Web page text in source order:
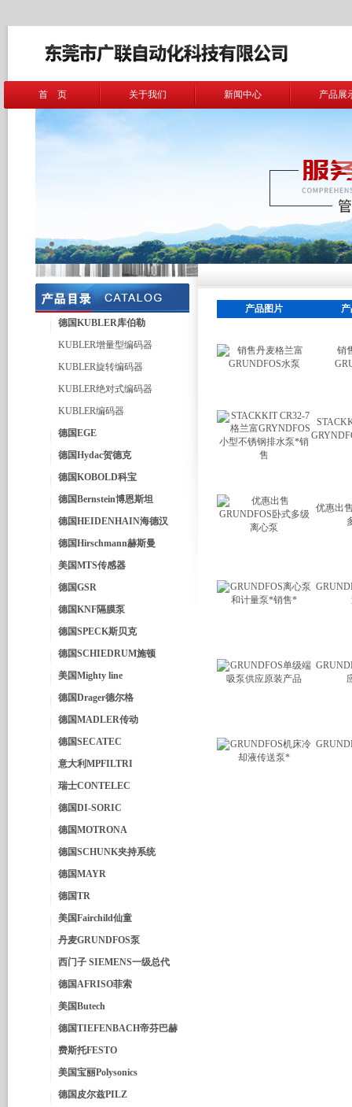
首 页 关于我们 新闻中心 产品展
德国KUBLER库伯勒
KUBLER增量型编码器
KUBLER旋转编码器
KUBLER绝对式编码器
KUBLER编码器
德国EGE
德国Hydac贺德克
德国KOBOLD科宝
德国Bernstein博恩斯坦
德国HEIDENHAIN海德汉
德国Hirschmann赫斯曼
美国MTS传感器
德国GSR
德国KNF隔膜泵
德国SPECK斯贝克
德国SCHIEDRUM施顿
美国Mighty line
德国Drager德尔格
德国MADLER传动
德国SECATEC
意大利MPFILTRI
瑞士CONTELEC
德国DI-SORIC
德国MOTRONA
德国SCHUNK夹持系统
德国MAYR
德国TR
美国Fairchild仙童
丹麦GRUNDFOS泵
西门子 SIEMENS一级总代
德国AFRISO菲索
美国Butech
德国TIEFENBACH帝芬巴赫
费斯托FESTO
美国宝丽Polysonics
德国皮尔兹PILZ
产品图片
销
优惠出